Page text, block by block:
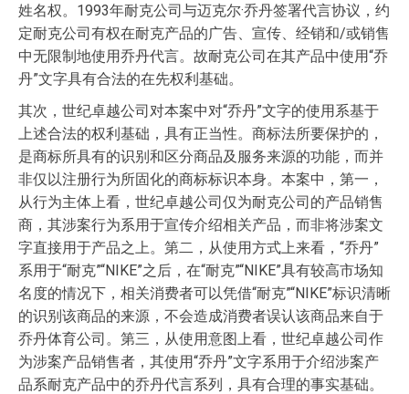
姓名权。1993年耐克公司与迈克尔·乔丹签署代言协议，约
定耐克公司有权在耐克产品的广告、宣传、经销和/或销售
中无限制地使用乔丹代言。故耐克公司在其产品中使用“乔
丹”文字具有合法的在先权利基础。
其次，世纪卓越公司对本案中对“乔丹”文字的使用系基于
上述合法的权利基础，具有正当性。商标法所要保护的，
是商标所具有的识别和区分商品及服务来源的功能，而并
非仅以注册行为所固化的商标标识本身。本案中，第一，
从行为主体上看，世纪卓越公司仅为耐克公司的产品销售
商，其涉案行为系用于宣传介绍相关产品，而非将涉案文
字直接用于产品之上。第二，从使用方式上来看，“乔丹”
系用于“耐克”“NIKE”之后，在“耐克”“NIKE”具有较高市场知
名度的情况下，相关消费者可以凭借“耐克”“NIKE”标识清晰
的识别该商品的来源，不会造成消费者误认该商品来自于
乔丹体育公司。第三，从使用意图上看，世纪卓越公司作
为涉案产品销售者，其使用“乔丹”文字系用于介绍涉案产
品系耐克产品中的乔丹代言系列，具有合理的事实基础。